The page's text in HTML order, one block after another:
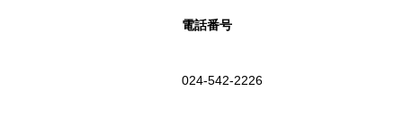
電話番号
024-542-2226